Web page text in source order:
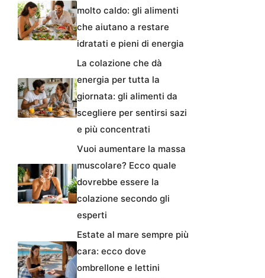
molto caldo: gli alimenti
che aiutano a restare
idratati e pieni di energia
La colazione che dà
energia per tutta la
giornata: gli alimenti da
scegliere per sentirsi sazi
e più concentrati
Vuoi aumentare la massa
muscolare? Ecco quale
dovrebbe essere la
colazione secondo gli
esperti
Estate al mare sempre più
cara: ecco dove
ombrellone e lettini